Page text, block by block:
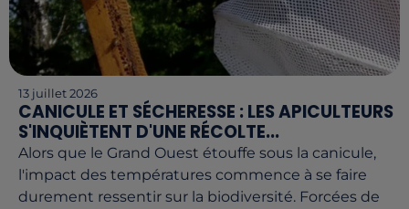
13 juillet 2026
CANICULE ET SÉCHERESSE : LES APICULTEURS
S'INQUIÈTENT D'UNE RÉCOLTE...
Alors que le Grand Ouest étouffe sous la canicule,
l'impact des températures commence à se faire
durement ressentir sur la biodiversité. Forcées de